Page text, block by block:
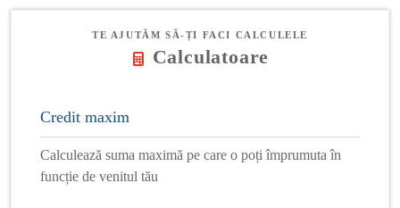
TE AJUTĂM SĂ-ȚI FACI CALCULELE
Calculatoare
Credit maxim
Calculează suma maximă pe care o poți împrumuta în
funcție de venitul tău